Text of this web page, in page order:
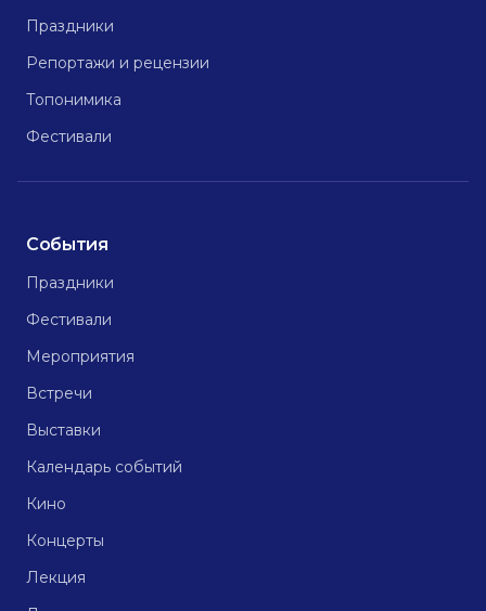
Праздники
Репортажи и рецензии
Топонимика
Фестивали
События
Праздники
Фестивали
Мероприятия
Встречи
Выставки
Календарь событий
Кино
Концерты
Лекция